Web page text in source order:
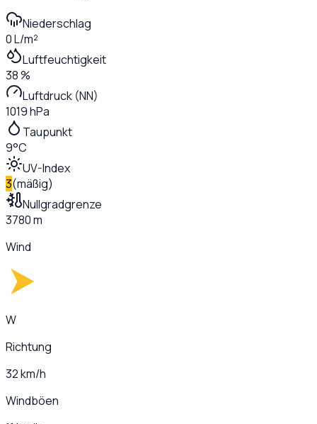
Niederschlag
0 L/m²
Luftfeuchtigkeit
38 %
Luftdruck (NN)
1019 hPa
Taupunkt
9°C
UV-Index
3(mäßig)
Nullgradgrenze
3780 m
Wind
W
Richtung
32 km/h
Windböen